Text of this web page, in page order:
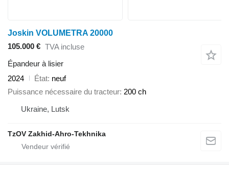
Joskin VOLUMETRA 20000
105.000 € TVA incluse
Épandeur à lisier
2024
État neuf
Puissance nécessaire du tracteur 200 ch
Ukraine, Lutsk
TzOV Zakhid-Ahro-Tekhnika